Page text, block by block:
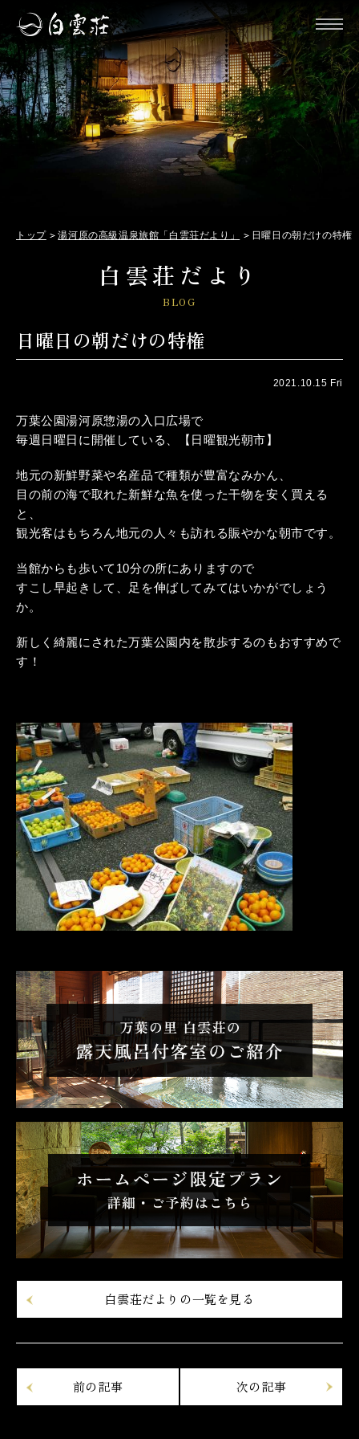
トップ 湯河原の高級温泉旅館「白雲荘だより」 日曜日の朝だけの特権
白雲荘だより
BLOG
日曜日の朝だけの特権
2021.10.15 Fri
万葉公園湯河原惣湯の入口広場で
毎週日曜日に開催している、【日曜観光朝市】
地元の新鮮野菜や名産品で種類が豊富なみかん、
目の前の海で取れた新鮮な魚を使った干物を安く買える
と、
観光客はもちろん地元の人々も訪れる賑やかな朝市です。
当館からも歩いて10分の所にありますので
すこし早起きして、足を伸ばしてみてはいかがでしょう
か。
新しく綺麗にされた万葉公園内を散歩するのもおすすめで
す！
白雲荘だよりの一覧を見る